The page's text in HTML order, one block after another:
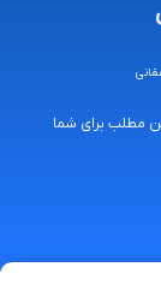
مطلب برای شما